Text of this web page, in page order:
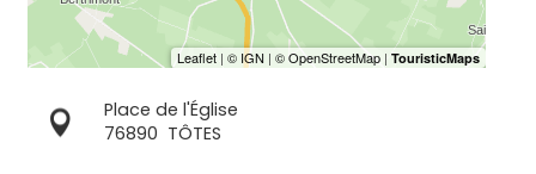
Place de l'Église
76890 TÔTES